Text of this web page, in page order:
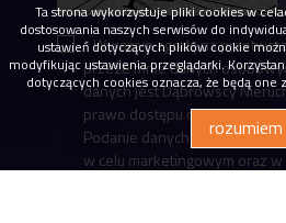
* Wyrażam zgodę na
przeze mnie danych
danych jest Dąbrowscy
prawo dostępu do swoich
Podanie danych jest
w celu marketingowym oraz
Ta strona wykorzystuje pliki cookies w
dostosowania naszych serwisów do
ustawień dotyczących plików cookie
modyfikując ustawienia przeglądarki.
dotyczących cookies oznacza, że będą one
rozumiem